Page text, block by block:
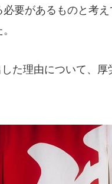
必要があるものと考
た理由について、厚